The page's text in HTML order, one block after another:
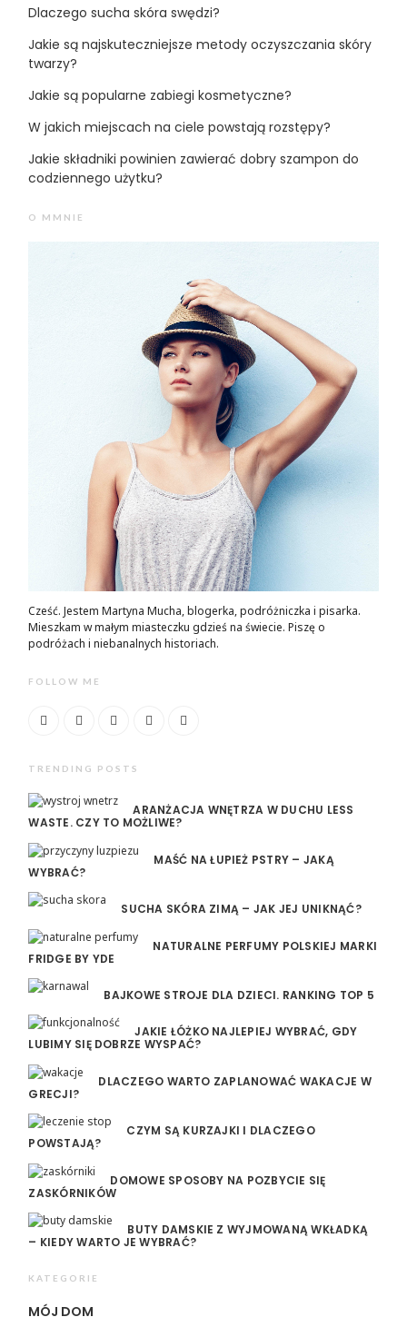
Dlaczego sucha skóra swędzi?
Jakie są najskuteczniejsze metody oczyszczania skóry
twarzy?
Jakie są popularne zabiegi kosmetyczne?
W jakich miejscach na ciele powstają rozstępy?
Jakie składniki powinien zawierać dobry szampon do
codziennego użytku?
O MMNIE
Cześć. Jestem Martyna Mucha, blogerka, podróżniczka i pisarka.
Mieszkam w małym miasteczku gdzieś na świecie. Piszę o
podróżach i niebanalnych historiach.
FOLLOW ME
TRENDING POSTS
ARANŻACJA WNĘTRZA W DUCHU LESS
WASTE. CZY TO MOŻLIWE?
MAŚĆ NA ŁUPIEŻ PSTRY – JAKĄ
WYBRAĆ?
SUCHA SKÓRA ZIMĄ – JAK JEJ UNIKNĄĆ?
NATURALNE PERFUMY POLSKIEJ MARKI
FRIDGE BY YDE
BAJKOWE STROJE DLA DZIECI. RANKING TOP 5
JAKIE ŁÓŻKO NAJLEPIEJ WYBRAĆ, GDY
LUBIMY SIĘ DOBRZE WYSPAĆ?
DLACZEGO WARTO ZAPLANOWAĆ WAKACJE W
GRECJI?
CZYM SĄ KURZAJKI I DLACZEGO
POWSTAJĄ?
DOMOWE SPOSOBY NA POZBYCIE SIĘ
ZASKÓRNIKÓW
BUTY DAMSKIE Z WYJMOWANĄ WKŁADKĄ
– KIEDY WARTO JE WYBRAĆ?
KATEGORIE
MÓJ DOM